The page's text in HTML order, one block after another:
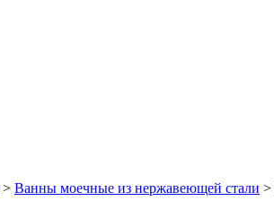
> Ванны моечные из нержавеющей стали >